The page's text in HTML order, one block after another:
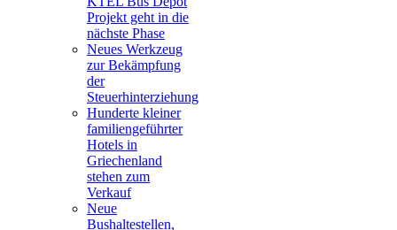
Projekt geht in die
nächste Phase
Neues Werkzeug
zur Bekämpfung
der
Steuerhinterziehung
Hunderte kleiner
familiengeführter
Hotels in
Griechenland
stehen zum
Verkauf
Neue
Bushaltestellen,